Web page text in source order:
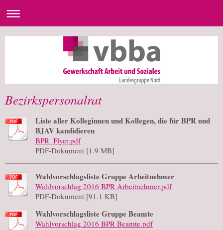
Bezirkspersonalrat
Liste aller Kolleginnen und Kollegen, die für BPR und
BJAV kandidieren
BPR_Flyer.pdf
PDF-Dokument [1.9 MB]
Wahlvorschlagsliste Gruppe Arbeitnehmer
Wahlvorschlag 2016 BPR Arbeitnehmer.pdf
PDF-Dokument [91.1 KB]
Wahlvorschlagsliste Gruppe Beamte
Wahlvorschlag 2016 BPR Beamte.pdf